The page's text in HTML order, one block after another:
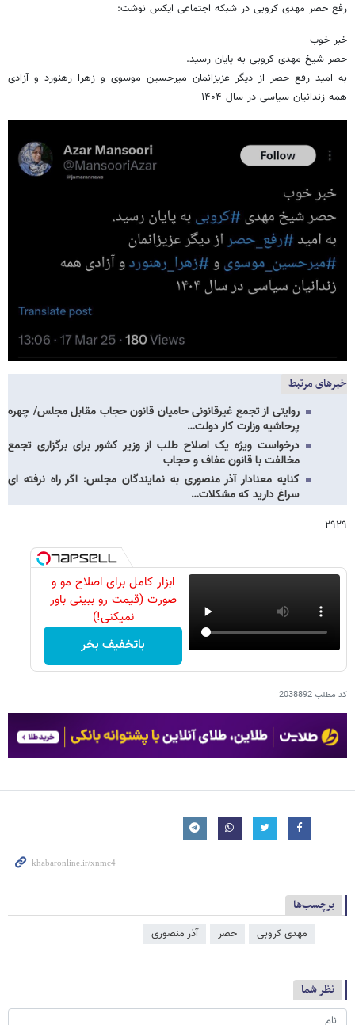
رفع حصر مهدی کروبی در شبکه اجتماعی ایکس نوشت:
خبر خوب
حصر شیخ مهدی ‎کروبی به پایان رسید.
به امید ‎رفع حصر از دیگر عزیزانمان ‎میرحسین موسوی و ‎زهرا رهنورد و آزادی
همه زندانیان سیاسی در سال ۱۴۰۴
خبرهای مرتبط
روایتی از تجمع غیرقانونی حامیان قانون حجاب مقابل مجلس/ چهره
پرحاشیه وزارت کار دولت…
درخواست ویژه یک اصلاح طلب از وزیر کشور برای برگزاری تجمع
مخالفت با قانون عفاف و حجاب
کنایه معنادار آذر منصوری به نمایندگان مجلس: اگر راه نرفته ای
سراغ دارید که مشکلات…
۲۹۲۹
ابزار کامل برای اصلاح مو و
صورت (قیمت رو ببینی باور
نمیکنی!)
باتخفیف بخر
کد مطلب2038892
برچسب‌ها
مهدی کروبی حصر آذر منصوری
نظر شما